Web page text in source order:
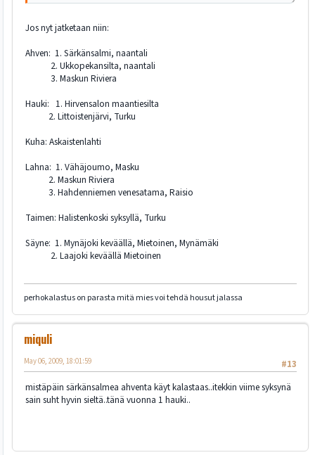
Jos nyt jatketaan niin:
Ahven: 1. Särkänsalmi, naantali
2. Ukkopekansilta, naantali
3. Maskun Riviera
Hauki: 1. Hirvensalon maantiesilta
2. Littoistenjärvi, Turku
Kuha: Askaistenlahti
Lahna: 1. Vähäjoumo, Masku
2. Maskun Riviera
3. Hahdenniemen venesatama, Raisio
Taimen: Halistenkoski syksyllä, Turku
Säyne: 1. Mynäjoki keväällä, Mietoinen, Mynämäki
2. Laajoki keväällä Mietoinen
perhokalastus on parasta mitä mies voi tehdä housut jalassa
miquli
#13
May 06, 2009, 18:01:59
mistäpäin särkänsalmea ahventa käyt kalastaas..itekkin viime syksynä
sain suht hyvin sieltä..tänä vuonna 1 hauki..